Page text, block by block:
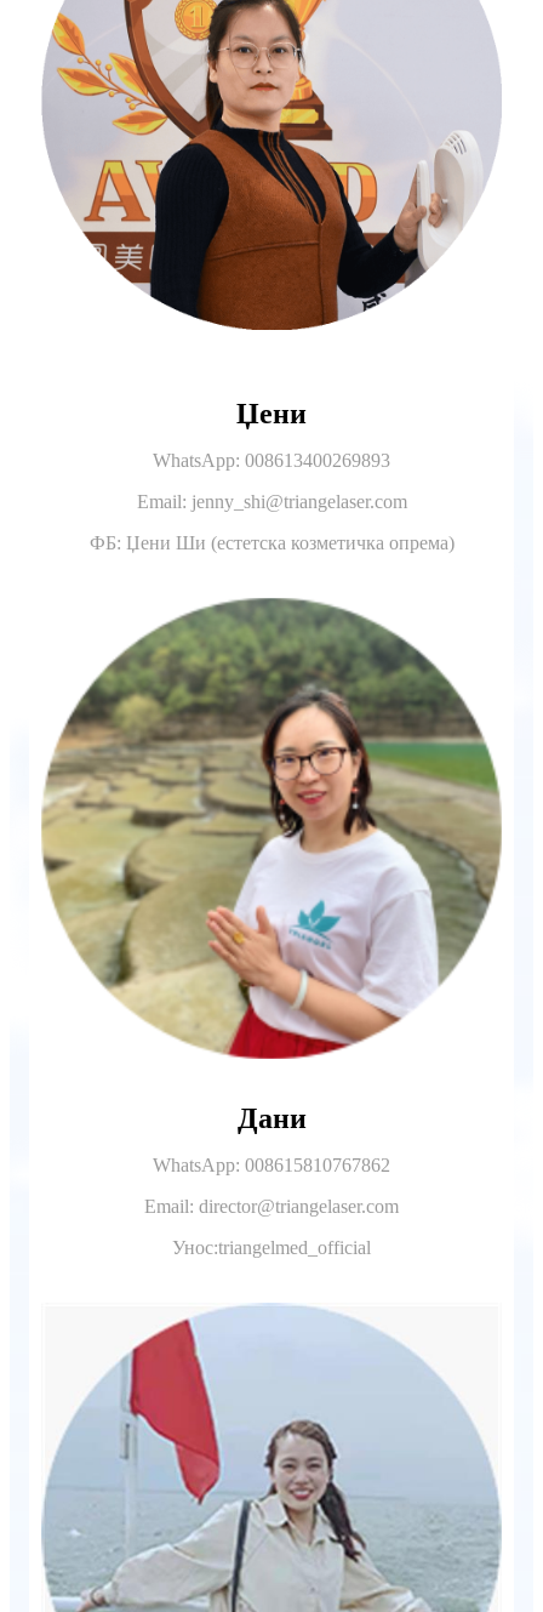
Џени
WhatsApp: 008613400269893
Email: jenny_shi@triangelaser.com
ФБ: Џени Ши (естетска козметичка опрема)
Дани
WhatsApp: 008615810767862
Email: director@triangelaser.com
Унос:triangelmed_official